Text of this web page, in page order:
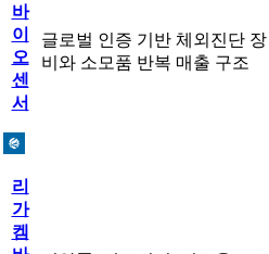
바
이
오
센
서
글로벌 인증 기반 체외진단 장
비와 소모품 반복 매출 구조
리
가
켐